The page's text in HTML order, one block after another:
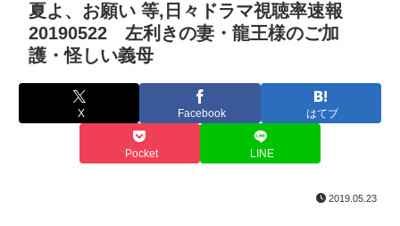
夏よ、お願い 等,日々ドラマ視聴率速報
20190522 左利きの妻・龍王様のご加
護・怪しい義母
X Facebook はてブ
Pocket LINE
2019.05.23